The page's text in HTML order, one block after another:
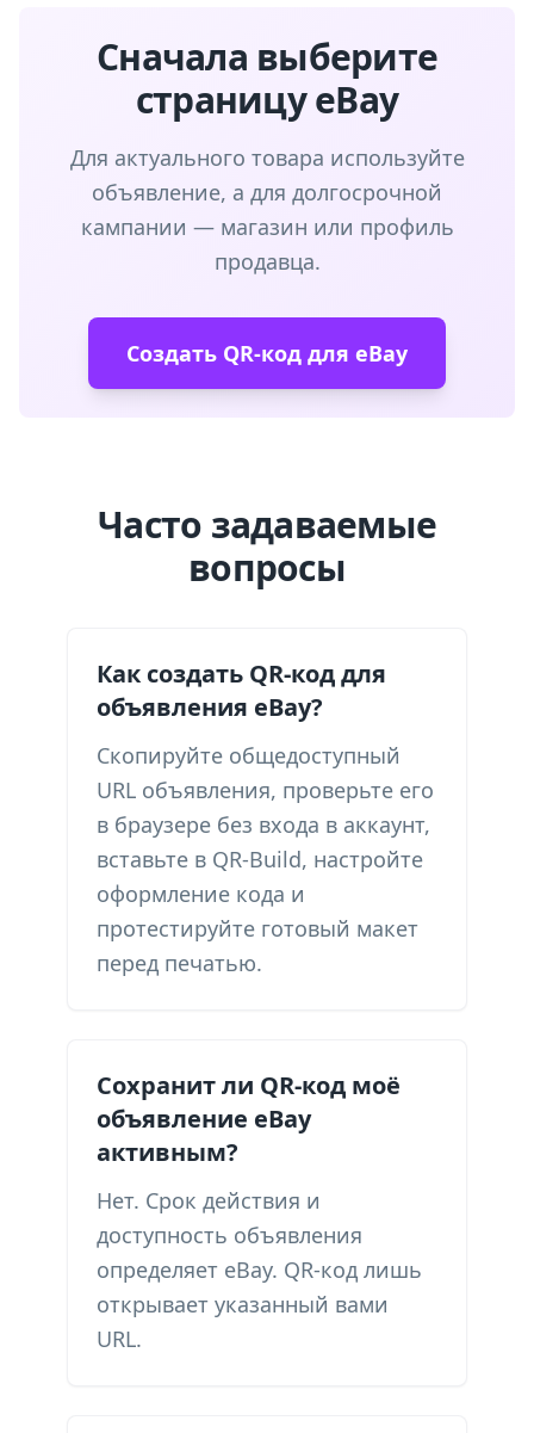
Сначала выберите
страницу eBay
Для актуального товара используйте
объявление, а для долгосрочной
кампании — магазин или профиль
продавца.
Создать QR-код для eBay
Часто задаваемые
вопросы
Как создать QR-код для
объявления eBay?
Скопируйте общедоступный
URL объявления, проверьте его
в браузере без входа в аккаунт,
вставьте в QR-Build, настройте
оформление кода и
протестируйте готовый макет
перед печатью.
Сохранит ли QR-код моё
объявление eBay
активным?
Нет. Срок действия и
доступность объявления
определяет eBay. QR-код лишь
открывает указанный вами
URL.